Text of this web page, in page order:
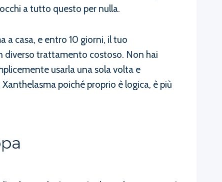
a tutto questo per nulla.
a casa, e entro 10 giorni, il tuo
diverso trattamento costoso. Non hai
usarla una sola volta e
poiché proprio è logica, è più